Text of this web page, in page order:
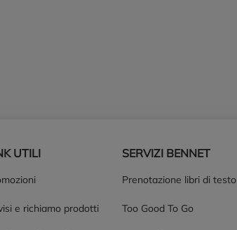
UTILI
e richiamo prodotti
SERVIZI BENNET
Prenotazione libri di testo
Too Good To Go